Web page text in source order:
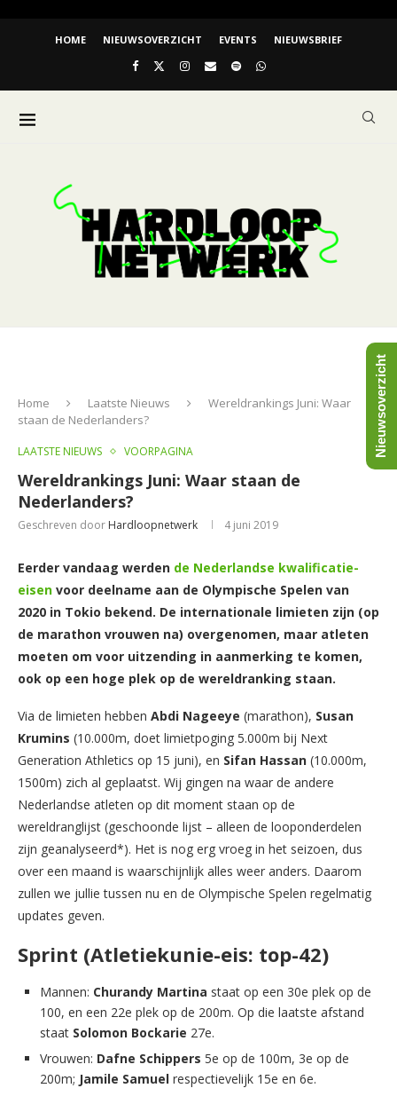
HOME NIEUWSOVERZICHT EVENTS NIEUWSBRIEF
Home Laatste Nieuws
Wereldrankings Juni: Waar
staan de Nederlanders?
LAATSTE NIEUWS VOORPAGINA
Wereldrankings Juni: Waar staan de
Nederlanders?
Geschreven door Hardloopnetwerk 4 juni 2019
Eerder vandaag werden de Nederlandse kwalificatie-
eisen voor deelname aan de Olympische Spelen van
2020 in Tokio bekend. De internationale limieten zijn (op
de marathon vrouwen na) overgenomen, maar atleten
moeten om voor uitzending in aanmerking te komen,
ook op een hoge plek op de wereldranking staan.
Via de limieten hebben Abdi Nageeye (marathon), Susan
Krumins (10.000m, doet limietpoging 5.000m bij Next
Generation Athletics op 15 juni), en Sifan Hassan (10.000m,
1500m) zich al geplaatst. Wij gingen na waar de andere
Nederlandse atleten op dit moment staan op de
wereldranglijst (geschoonde lijst – alleen de looponderdelen
zijn geanalyseerd*). Het is nog erg vroeg in het seizoen, dus
over een maand is waarschijnlijk alles weer anders. Daarom
zullen we jullie tussen nu en de Olympische Spelen regelmatig
updates geven.
Sprint (Atletiekunie-eis: top-42)
Mannen: Churandy Martina staat op een 30e plek op de
100, en een 22e plek op de 200m. Op die laatste afstand
staat Solomon Bockarie 27e.
Vrouwen: Dafne Schippers 5e op de 100m, 3e op de
200m; Jamile Samuel respectievelijk 15e en 6e.
Nieuwsoverzicht